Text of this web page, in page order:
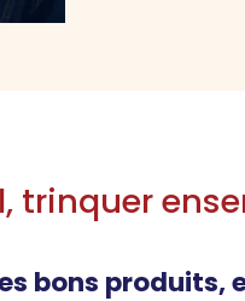
trinquer
bons